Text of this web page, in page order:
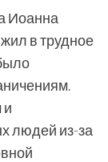
Иоанна
в трудное
и
людей из-за